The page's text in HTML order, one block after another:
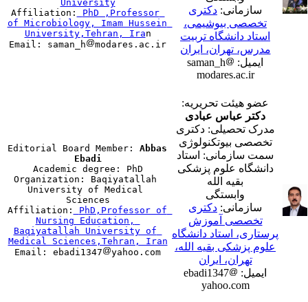
سازمانی: دکتری
تخصصی بیوشیمی،
استاد دانشگاه تربیت
مدرس، تهران، ایران
ایمیل: saman_h
modares.ac.ir
University
Affiliation:
PhD ,Professor
of Microbiology, Imam Hussein
University,Tehran, Iran
Email: saman_h
عضو هیئت تحریریه:
دکتر عباس عبادی
مدرک تحصیلی: دکتری
تخصصی بیوتکنولوژی
سمت سازمانی: استاد
دانشگاه علوم پزشکی
بقیه الله
وابستگی
سازمانی: دکتری
تخصصی آموزش
پرستاری، استاد دانشگاه
علوم پزشکی بقیه الله،
تهران، ایران
ایمیل: ebadi1347
yahoo.com
Editorial Board Member: Abbas
Ebadi
Academic degree: PhD
Organization: Baqiyatallah
University of Medical
Sciences
Affiliation:
PhD,Professor of
Nursing Education,
Baqiyatallah University of
Email: ebadi1347